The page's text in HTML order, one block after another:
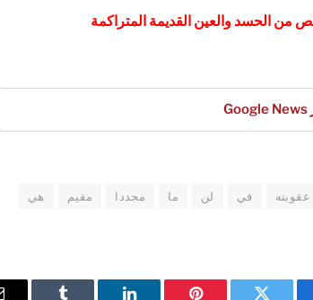
عقوبته في لن ما مجددا مقيم
هي